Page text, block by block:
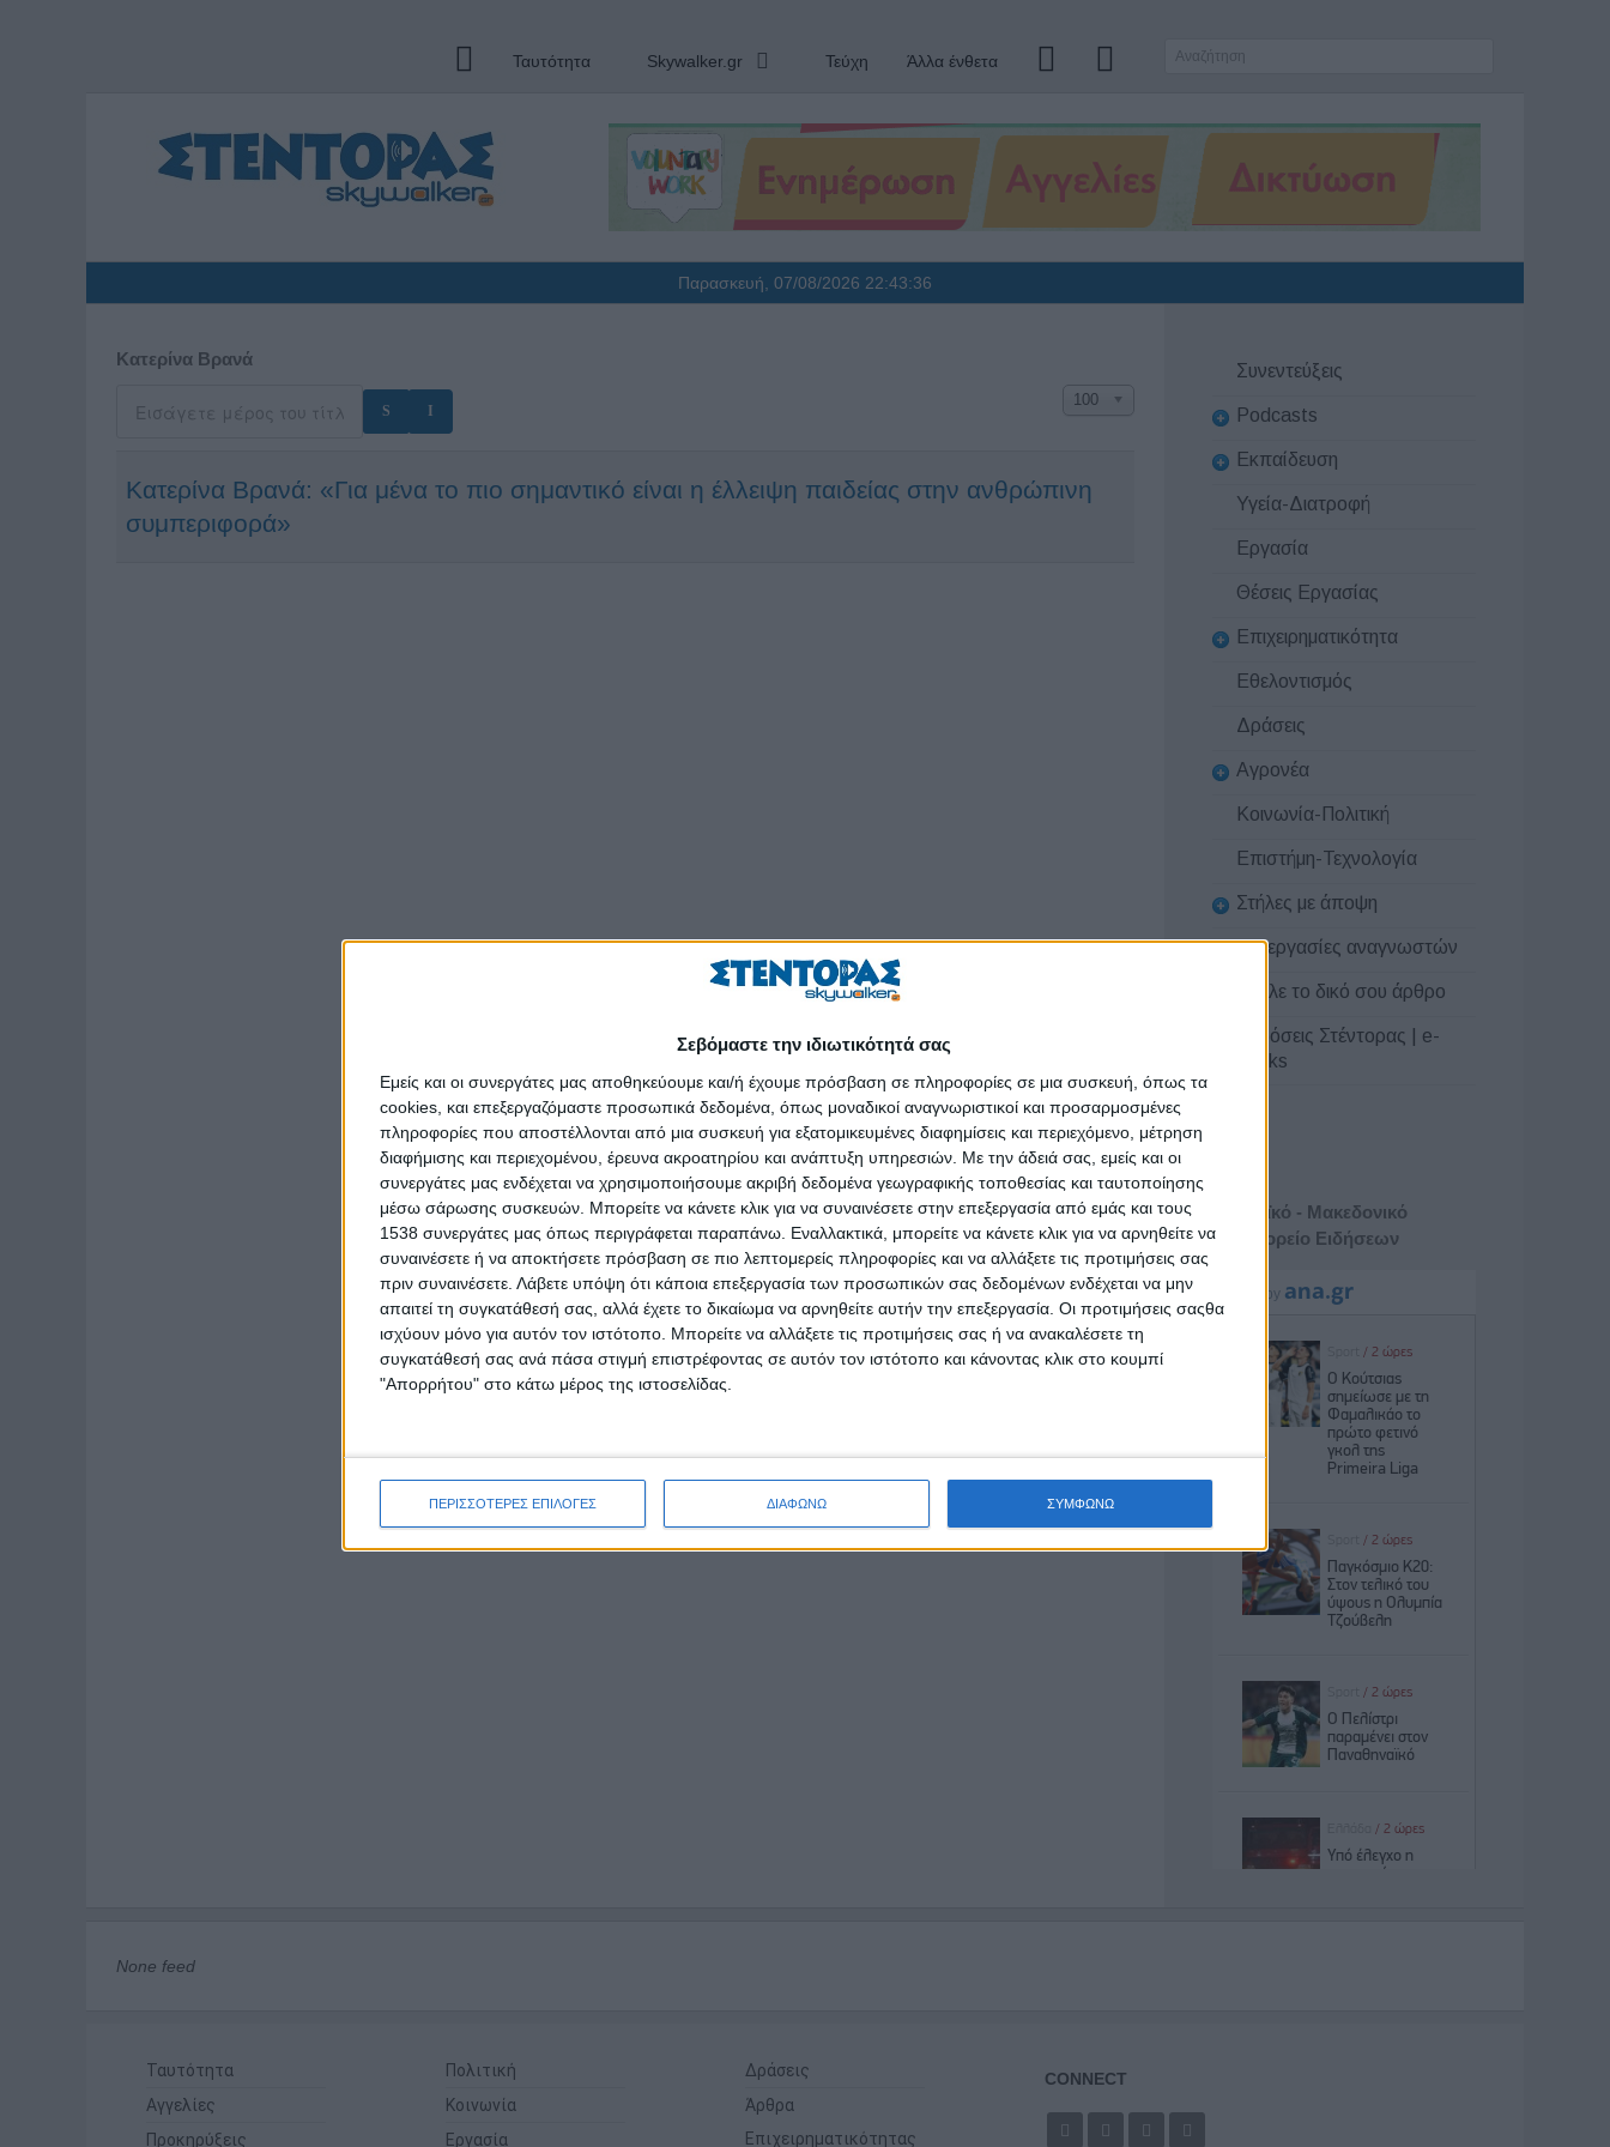
Σεβόμαστε την ιδιωτικότητά σας
Εμείς και οι συνεργάτες μας αποθηκεύουμε και/ή έχουμε πρόσβαση σε πληροφορίες σε μια συσκευή, όπως τα
cookies, και επεξεργαζόμαστε προσωπικά δεδομένα, όπως μοναδικοί αναγνωριστικοί και προσαρμοσμένες
πληροφορίες που αποστέλλονται από μια συσκευή για εξατομικευμένες διαφημίσεις και περιεχόμενο, μέτρηση
διαφήμισης και περιεχομένου, έρευνα ακροατηρίου και ανάπτυξη υπηρεσιών. Με την άδειά σας, εμείς και οι
συνεργάτες μας ενδέχεται να χρησιμοποιήσουμε ακριβή δεδομένα γεωγραφικής τοποθεσίας και ταυτοποίησης
μέσω σάρωσης συσκευών. Μπορείτε να κάνετε κλικ για να συναινέσετε στην επεξεργασία από εμάς και τους
1538 συνεργάτες μας όπως περιγράφεται παραπάνω. Εναλλακτικά, μπορείτε να κάνετε κλικ για να αρνηθείτε να
συναινέσετε ή να αποκτήσετε πρόσβαση σε πιο λεπτομερείς πληροφορίες και να αλλάξετε τις προτιμήσεις σας
πριν συναινέσετε. Λάβετε υπόψη ότι κάποια επεξεργασία των προσωπικών σας δεδομένων ενδέχεται να μην
απαιτεί τη συγκατάθεσή σας, αλλά έχετε το δικαίωμα να αρνηθείτε αυτήν την επεξεργασία. Οι προτιμήσεις σαςθα
ισχύουν μόνο για αυτόν τον ιστότοπο. Μπορείτε να αλλάξετε τις προτιμήσεις σας ή να ανακαλέσετε τη
συγκατάθεσή σας ανά πάσα στιγμή επιστρέφοντας σε αυτόν τον ιστότοπο και κάνοντας κλικ στο κουμπί
"Απορρήτου" στο κάτω μέρος της ιστοσελίδας.
ΠΕΡΙΣΣΟΤΕΡΕΣ ΕΠΙΛΟΓΕΣ ΔΙΑΦΩΝΩ ΣΥΜΦΩΝΩ
Ταυτότητα Skywalker.gr Τεύχη Άλλα ένθετα
Παρασκευή, 07/08/2026 22:43:36
Κατερίνα Βρανά
100
Κατερίνα Βρανά: «Για μένα το πιο σημαντικό είναι η έλλειψη παιδείας στην ανθρώπινη
συμπεριφορά»
Συνεντεύξεις
Podcasts
Εκπαίδευση
Υγεία-Διατροφή
Εργασία
Θέσεις Εργασίας
Επιχειρηματικότητα
Εθελοντισμός
Δράσεις
Αγρονέα
Κοινωνία-Πολιτική
Επιστήμη-Τεχνολογία
Στήλες με άποψη
Συνεργασίες αναγνωστών
Στείλε το δικό σου άρθρο
Εκδόσεις Στέντορας | e-
books
Αθηναϊκό - Μακεδονικό
Πρακτορείο Ειδήσεων
None feed
Ταυτότητα
Αγγελίες
Προκηρύξεις
Πολιτική
Κοινωνία
Εργασία
Δράσεις
Άρθρα
Επιχειρηματικότητας
CONNECT